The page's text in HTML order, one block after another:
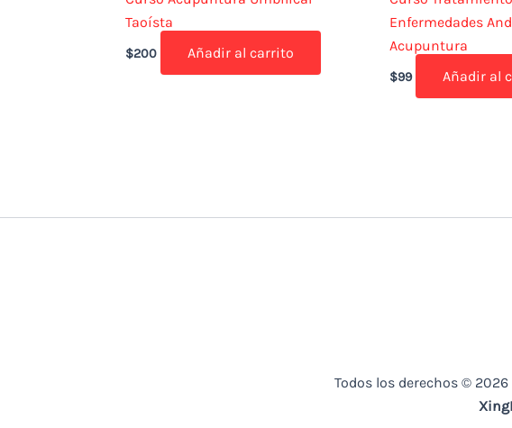
Taoísta
$200 Añadir al carrito
Enfermedades
Acupuntura
$99 Añadir al
Todos los derechos ©